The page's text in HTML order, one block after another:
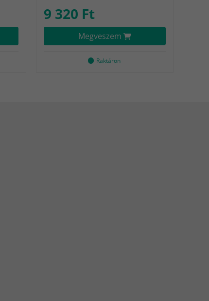
9 320 Ft
Megveszem
Raktáron